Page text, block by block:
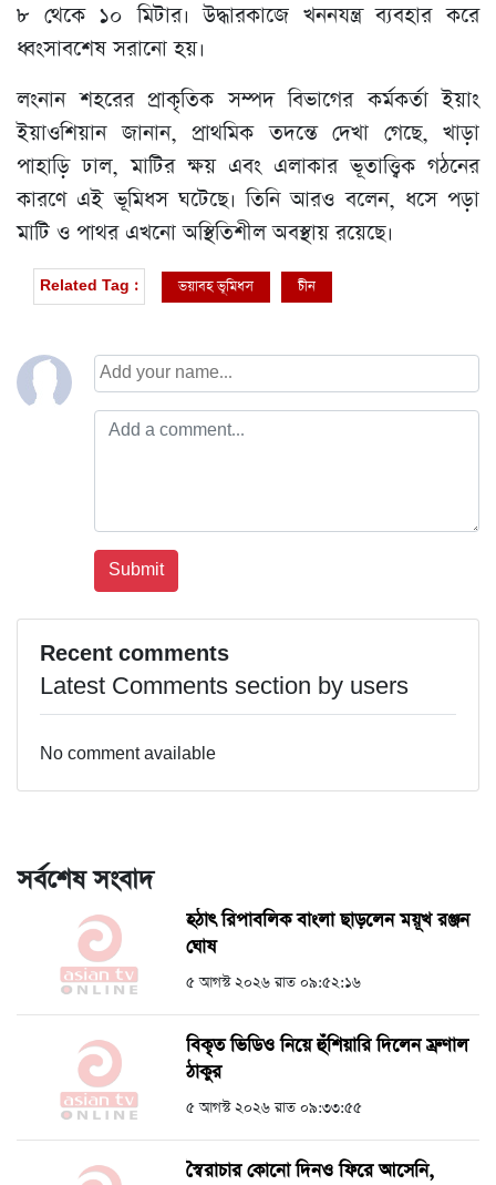
৮ থেকে ১০ মিটার। উদ্ধারকাজে খননযন্ত্র ব্যবহার করে
ধ্বংসাবশেষ সরানো হয়।
লংনান শহরের প্রাকৃতিক সম্পদ বিভাগের কর্মকর্তা ইয়াং
ইয়াওশিয়ান জানান, প্রাথমিক তদন্তে দেখা গেছে, খাড়া
পাহাড়ি ঢাল, মাটির ক্ষয় এবং এলাকার ভূতাত্ত্বিক গঠনের
কারণে এই ভূমিধস ঘটেছে। তিনি আরও বলেন, ধসে পড়া
মাটি ও পাথর এখনো অস্থিতিশীল অবস্থায় রয়েছে।
Related Tag : ভয়াবহ ভূমিধস চীন
Recent comments
Latest Comments section by users
No comment available
সর্বশেষ সংবাদ
হঠাৎ রিপাবলিক বাংলা ছাড়লেন ময়ূখ রঞ্জন
ঘোষ
৫ আগস্ট ২০২৬ রাত ০৯:৫২:১৬
বিকৃত ভিডিও নিয়ে হুঁশিয়ারি দিলেন ম্রুণাল
ঠাকুর
৫ আগস্ট ২০২৬ রাত ০৯:৩৩:৫৫
স্বৈরাচার কোনো দিনও ফিরে আসেনি,